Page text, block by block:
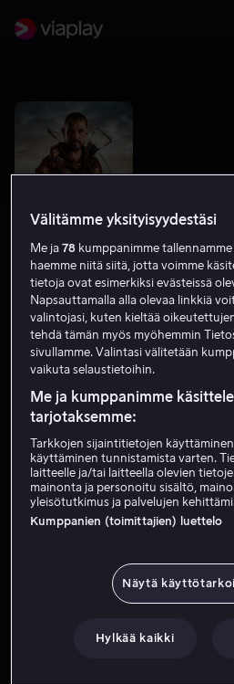
William Tell
5.7 Draama Toiminta
Vuokraa
Osta
Katso
Vuonna 1307 Itävallan joukot
Vuonna 1307 Itävallan joukot
Wilhelm Tell oli vannonut
lopettaakseen verenvuodatuksen.
Välitämme yksityisyydestäsi
Me ja78 kumppanimme
haemme niitä siitä, jotta voimme
tietoja ovat esimerkiksi evästeissä
Napsauttamalla alla olevaa linkkiä
valintojasi, kuten kieltää
tehdä tämän myös myöhemmin
sivullamme. Valintasi välitetään
vaikuta selaustietoihin.
Me ja kumppanimme
tarjotaksemme:
Tarkkojen sijaintitietojen
käyttäminen tunnistamista varten.
laitteelle ja/tai laitteella olevien
mainonta ja personoitu sisältö,
yleisötutkimus ja palvelujen
Kumppanien (toimittajien) luettelo
Näytä
Hylkää kaikki